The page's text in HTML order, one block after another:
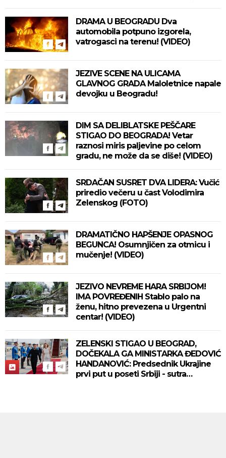
DRAMA U BEOGRADU Dva
automobila potpuno izgorela,
vatrogasci na terenu! (VIDEO)
JEZIVE SCENE NA ULICAMA
GLAVNOG GRADA Maloletnice napale
devojku u Beogradu!
DIM SA DELIBLATSKE PEŠČARE
STIGAO DO BEOGRADA! Vetar
raznosi miris paljevine po celom
gradu, ne može da se diše! (VIDEO)
SRDAČAN SUSRET DVA LIDERA: Vučić
priredio večeru u čast Volodimira
Zelenskog (FOTO)
DRAMATIČNO HAPŠENJE OPASNOG
BEGUNCA! Osumnjičen za otmicu i
mučenje! (VIDEO)
JEZIVO NEVREME HARA SRBIJOM!
IMA POVREĐENIH Stablo palo na
ženu, hitno prevezena u Urgentni
centar! (VIDEO)
ZELENSKI STIGAO U BEOGRAD,
DOČEKALA GA MINISTARKA ĐEDOVIĆ
HANDANOVIĆ: Predsednik Ukrajine
prvi put u poseti Srbiji - sutra